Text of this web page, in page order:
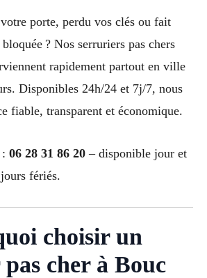
porte, perdu vos clés ou fait
? Nos serruriers pas chers
rapidement partout en ville
Disponibles 24h/24 et 7j/7, nous
fiable, transparent et économique.
06 28 31 86 20– disponible jour et
fériés.
choisir un
cher à Bouc